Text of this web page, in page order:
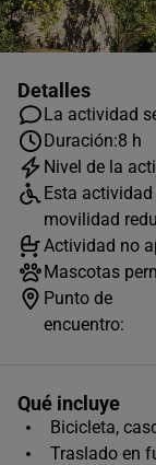
Silla portabebé
Remolque
Carro para
L
M
Detalles
La actividad
Duración:8 h
Nivel de la
Esta
movilidad
Actividad no
Mascotas
Punto de
encuentro:
Qué incluye
Bicicleta,
Traslado en